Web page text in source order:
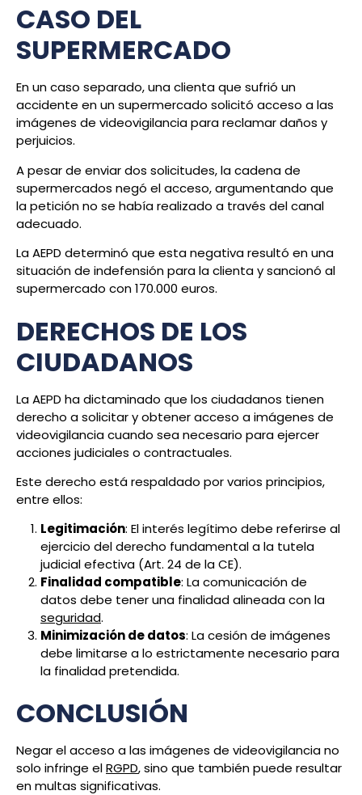
CASO DEL
SUPERMERCADO
En un caso separado, una clienta que sufrió un
accidente en un supermercado solicitó acceso a las
imágenes de videovigilancia para reclamar daños y
perjuicios.
A pesar de enviar dos solicitudes, la cadena de
supermercados negó el acceso, argumentando que
la petición no se había realizado a través del canal
adecuado.
La AEPD determinó que esta negativa resultó en una
situación de indefensión para la clienta y sancionó al
supermercado con 170.000 euros.
DERECHOS DE LOS
CIUDADANOS
La AEPD ha dictaminado que los ciudadanos tienen
derecho a solicitar y obtener acceso a imágenes de
videovigilancia cuando sea necesario para ejercer
acciones judiciales o contractuales.
Este derecho está respaldado por varios principios,
entre ellos:
Legitimación: El interés legítimo debe referirse al
ejercicio del derecho fundamental a la tutela
judicial efectiva (Art. 24 de la CE).
Finalidad compatible: La comunicación de
datos debe tener una finalidad alineada con la
seguridad.
Minimización de datos: La cesión de imágenes
debe limitarse a lo estrictamente necesario para
la finalidad pretendida.
CONCLUSIÓN
Negar el acceso a las imágenes de videovigilancia no
solo infringe elRGPD, sino que también puede resultar
en multas significativas.